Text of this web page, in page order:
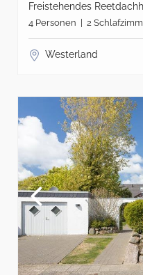
Freistehendes
4 Personen | 2
Westerland